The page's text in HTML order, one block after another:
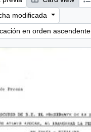
modificada
en orden ascendente